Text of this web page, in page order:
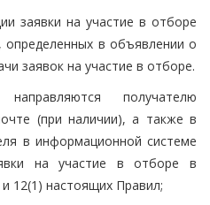
заявки на участие в отборе
в объявлении о
заявок на участие в отборе.
получателю
(при наличии), а также в
в информационной системе
на участие в отборе в
12(1) настоящих Правил;